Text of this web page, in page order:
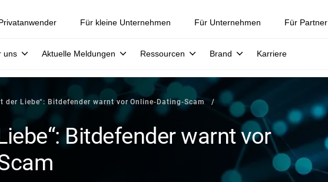
Für kleine Unternehmen Für Unternehmen Für Partner
uns Aktuelle Meldungen Ressourcen Brand Karriere
der Liebe“: Bitdefender warnt vor Online-Dating-Scam
Bitdefender warnt vor